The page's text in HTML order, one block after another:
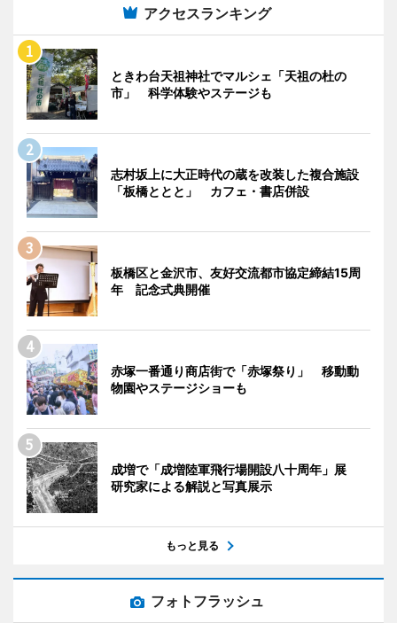
アクセスランキング
ときわ台天祖神社でマルシェ「天祖の杜の
市」 科学体験やステージも
志村坂上に大正時代の蔵を改装した複合施設
「板橋ととと」 カフェ・書店併設
板橋区と金沢市、友好交流都市協定締結15周
年 記念式典開催
赤塚一番通り商店街で「赤塚祭り」 移動動
物園やステージショーも
成増で「成増陸軍飛行場開設八十周年」展
研究家による解説と写真展示
もっと見る
フォトフラッシュ